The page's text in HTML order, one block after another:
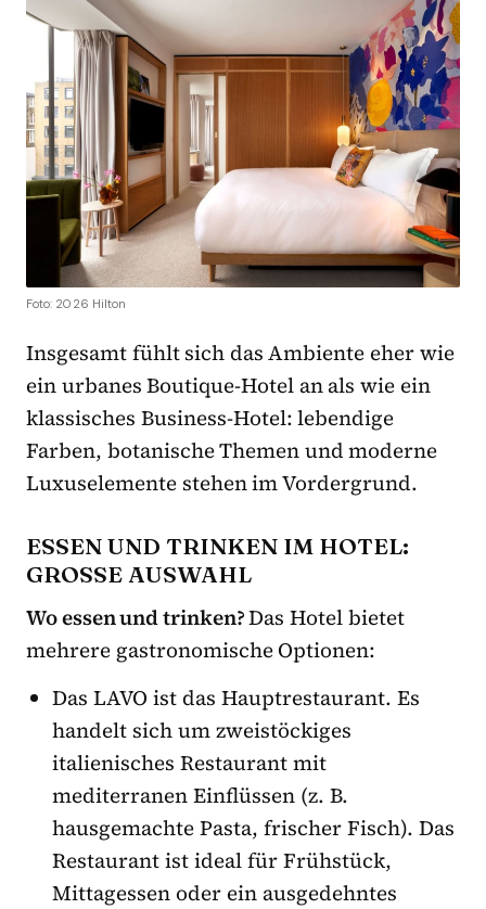
Foto: 2026 Hilton
Insgesamt fühlt sich das Ambiente eher wie
ein urbanes Boutique-Hotel an als wie ein
klassisches Business-Hotel: lebendige
Farben, botanische Themen und moderne
Luxuselemente stehen im Vordergrund.
ESSEN UND TRINKEN IM HOTEL:
GROSSE AUSWAHL
Wo essen und trinken?Das Hotel bietet
mehrere gastronomische Optionen:
Das LAVO ist das Hauptrestaurant. Es
handelt sich um zweistöckiges
italienisches Restaurant mit
mediterranen Einflüssen (z. B.
hausgemachte Pasta, frischer Fisch). Das
Restaurant ist ideal für Frühstück,
Mittagessen oder ein ausgedehntes